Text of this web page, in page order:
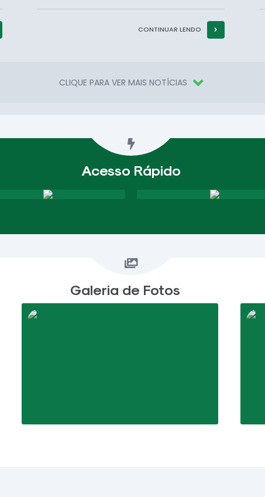
do município de Campos Gerais – MG,
CONTINUAR LENDO
CLIQUE PARA VER MAIS NOTÍCIAS
Acesso Rápido
Galeria de Fotos